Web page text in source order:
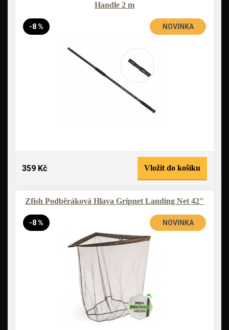
Handle 2 m
-8 % NOVINKA
359 Kč Vložit do košíku
Zfish Podběráková Hlava Gripnet Landing Net 42"
-8 % NOVINKA